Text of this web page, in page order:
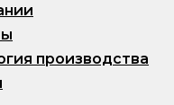
производства